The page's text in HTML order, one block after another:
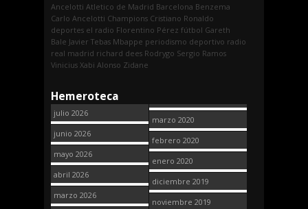
Ancelotti Atletico de Madrid Barcelona Benzema
Carlo Ancelotti Champions Cristiano Ronaldo
deportes el radio Florentino Pérez fútbol Gareth
Bale Javier Tebas Mbappe periodismo deportivo radio
real madrid richard dees Rodrygo Sergio Ramos
Vinicius Xabi Alonso Zidane
Hemeroteca
julio 2026
junio 2026
mayo 2026
abril 2026
marzo 2026
marzo 2020
febrero 2020
enero 2020
diciembre 2019
noviembre 2019